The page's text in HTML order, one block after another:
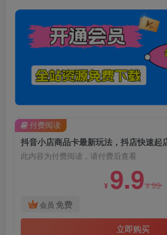
抖音小店商品卡最新玩法，抖店快速起
此内容为付费阅读，请付费后查看
¥ 9.9¥99
会员 免费
立即购买
付费阅读